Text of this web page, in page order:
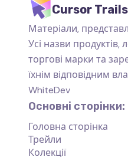
Cursor Trails
Матеріали,
Усі назви продуктів,
торгові марки та
їхнім відповідним
WhiteDev
Основні сторінки:
Головна сторінка
Трейли
Колекції